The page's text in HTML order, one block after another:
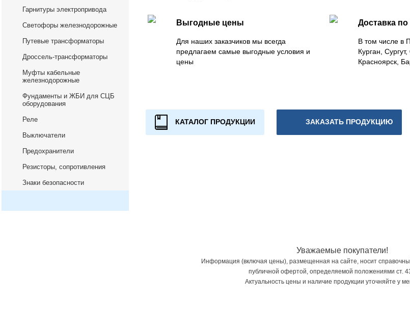
Гарнитуры электропривода
Светофоры железнодорожные
Путевые трансформаторы
Дроссель-трансформаторы
Муфты кабельные
железнодорожные
Фундаменты и ЖБИ для СЦБ
оборудования
Реле
Выключатели
Предохранители
Резисторы, сопротивления
Знаки безопасности
Выгодные цены
Для наших заказчиков мы всегда
предлагаем самые выгодные условия и
цены
Доставка
В том числе в
Курган,
Красноярск,
КАТАЛОГ ПРОДУКЦИИ ЗАКАЗАТЬ ПРОДУКЦИЮ
Уважаемые покупатели!
Информация (включая цены), размещенная на сайте, носит
публичной офертой, определяемой положениями ст.
Актуальность цены и наличие продукции уточняйте у